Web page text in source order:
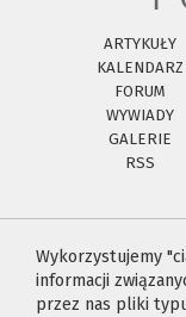
ARTYKUŁY
KALENDARZ
FORUM
WYWIADY
GALERIE
RSS
Wykorzystujemy
informacji
przez nas pliki